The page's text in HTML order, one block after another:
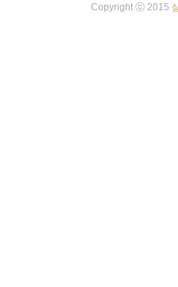
Copyright ⓒ 2015